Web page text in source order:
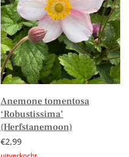
Anemone tomentosa
‘Robustissima’
(Herfstanemoon)
€2,99